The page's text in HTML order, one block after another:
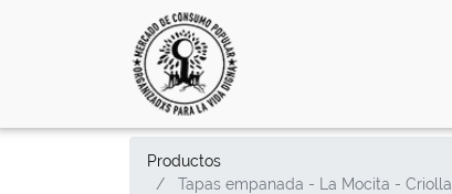
Productos
Tapas empanada - La Mocita - Criolla